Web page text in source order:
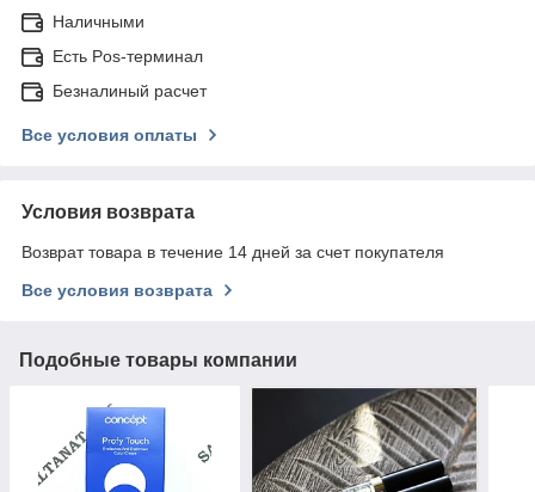
Наличными
Есть Pos-терминал
Безналиный расчет
Все условия оплаты
Условия возврата
Возврат товара в течение 14 дней за счет покупателя
Все условия возврата
Подобные товары компании